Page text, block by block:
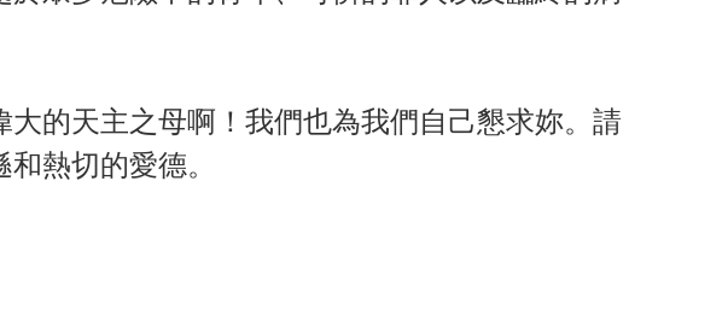
的天主之母啊！我們也為我們自己懇求妳。請
熱切的愛德。